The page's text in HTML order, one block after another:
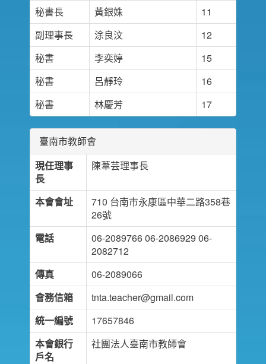
秘書長
黃銀姝
11
副理事長
涂良汶
12
秘書
李奕婷
15
秘書
呂靜玲
16
秘書
林慶芳 17
臺南市教師會
現任理事
長
陳葦芸理事長
本會會址
710 台南市永康區中華二路358巷
26號
電話
06-2089766 06-2086929 06-
2082712
傳真
06-2089066
會務信箱
tnta.teacher@gmail.com
統一編號
17657846
本會銀行
戶名
社團法人臺南市教師會